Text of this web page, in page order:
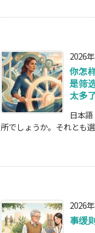
2026
你怎
是筛
太多
日本
所でしょうか。それとも
2026
事缓